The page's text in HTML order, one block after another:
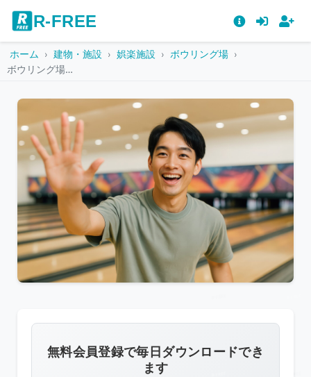
R-FREE
ホーム 建物・施設 娯楽施設
ボウリング場
ボウリング場でハイタッチする笑顔の若い男性
像
は
無料会員登録で毎日ダウンロードでき
ます